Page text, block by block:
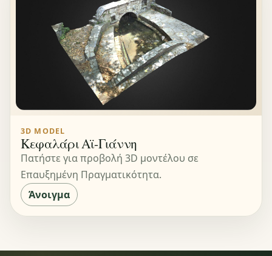
3D MODEL
Κεφαλάρι Αϊ-Γιάννη
Πατήστε για προβολή 3D μοντέλου σε
Επαυξημένη Πραγματικότητα.
Άνοιγμα